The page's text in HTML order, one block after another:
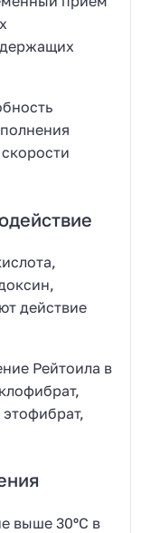
действие
Рейтоила в
выше 30ºС в